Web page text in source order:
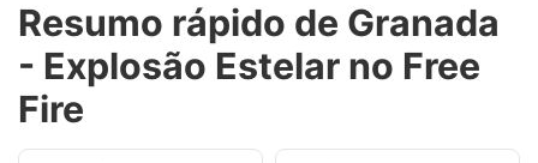
Resumo rápido de Granada
- Explosão Estelar no Free
Fire